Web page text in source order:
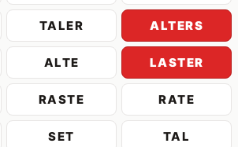
TALER ALTERS
ALTE LASTER
RASTE RATE
SET TAL